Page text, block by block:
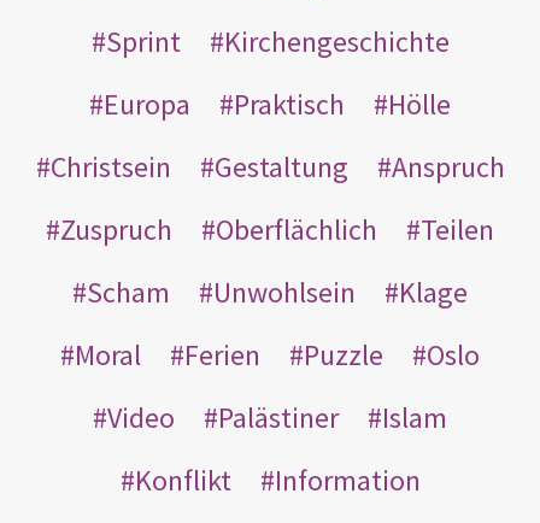
Sprint
Kirchengeschichte
Europa
Praktisch
Hölle
Christsein
Gestaltung
Anspruch
Zuspruch
Oberflächlich
Teilen
Scham
Unwohlsein
Klage
Moral
Ferien Puzzle
Oslo
Video
Palästiner
Islam
Konflikt
Information